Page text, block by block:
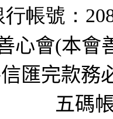
行帳號：
心會(本會
匯完款務
五碼